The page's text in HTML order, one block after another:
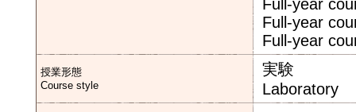
Full-year
Full-year
Full-year
授業形態
Course style
実験
Laboratory